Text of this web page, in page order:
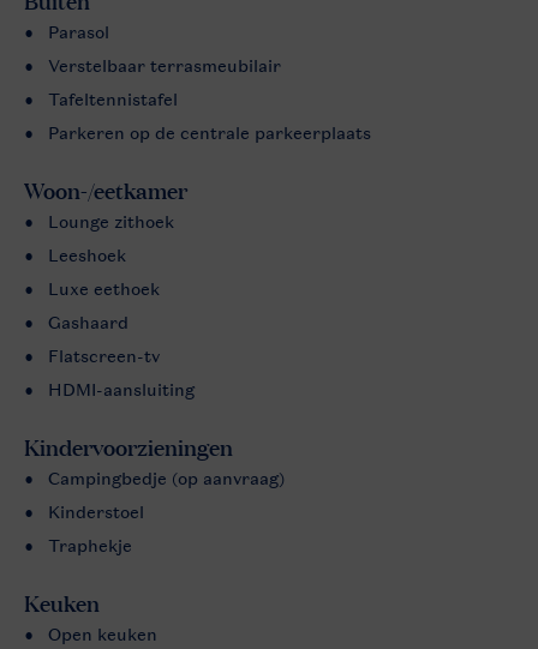
Parasol
Verstelbaar terrasmeubilair
Tafeltennistafel
Parkeren op de centrale parkeerplaats
Woon-/eetkamer
Lounge zithoek
Leeshoek
Luxe eethoek
Gashaard
Flatscreen-tv
HDMI-aansluiting
Kindervoorzieningen
Campingbedje (op aanvraag)
Kinderstoel
Traphekje
Keuken
Open keuken